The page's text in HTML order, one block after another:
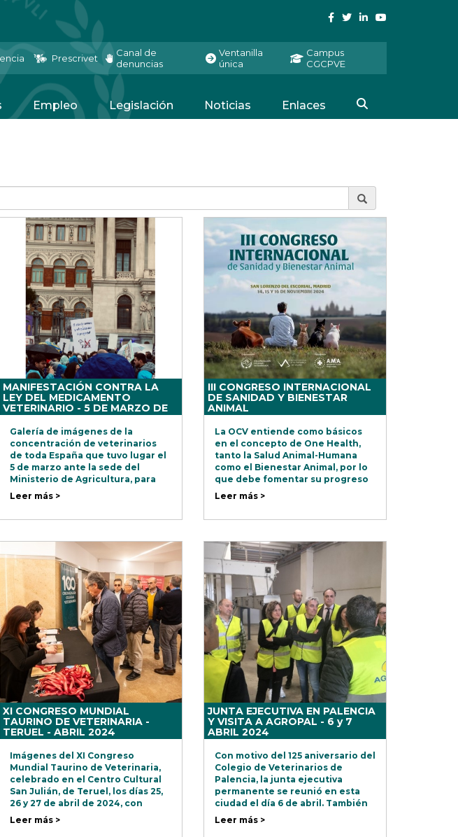
Prescrivet
Canal de
denuncias
Ventanilla
única
Campus
CGCPVE
Empleo Legislación Noticias Enlaces
MANIFESTACIÓN CONTRA LA
LEY DEL MEDICAMENTO
VETERINARIO - 5 DE MARZO DE
2025 - MADRID
Galería de imágenes de la
concentración de veterinarios
de toda España que tuvo lugar el
5 de marzo ante la sede del
Ministerio de Agricultura, para
protestar por las restricciones
Leer más >
III CONGRESO INTERNACIONAL
DE SANIDAD Y BIENESTAR
ANIMAL
La OCV entiende como básicos
en el concepto de One Health,
tanto la Salud Animal-Humana
como el Bienestar Animal, por lo
que debe fomentar su progreso
Científico-Técnico y mostrar la
Leer más >
XI CONGRESO MUNDIAL
TAURINO DE VETERINARIA -
TERUEL - ABRIL 2024
Imágenes del XI Congreso
Mundial Taurino de Veterinaria,
celebrado en el Centro Cultural
San Julián, de Teruel, los días 25,
26 y 27 de abril de 2024, con
asistencia de casi 300
Leer más >
JUNTA EJECUTIVA EN PALENCIA
Y VISITA A AGROPAL - 6 y 7
ABRIL 2024
Con motivo del 125 aniversario del
Colegio de Veterinarios de
Palencia, la junta ejecutiva
permanente se reunió en esta
ciudad el día 6 de abril. También
visitó la sede central de Agropal
Leer más >